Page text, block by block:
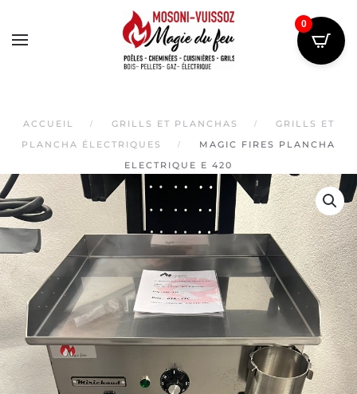
ACCUEIL GRILLS ET PLANCHAS
GRILLS ET
PLANCHA ÉLECTRIQUES
MAGIC FIRES PLANCHA
ELECTRIQUE E 420
0